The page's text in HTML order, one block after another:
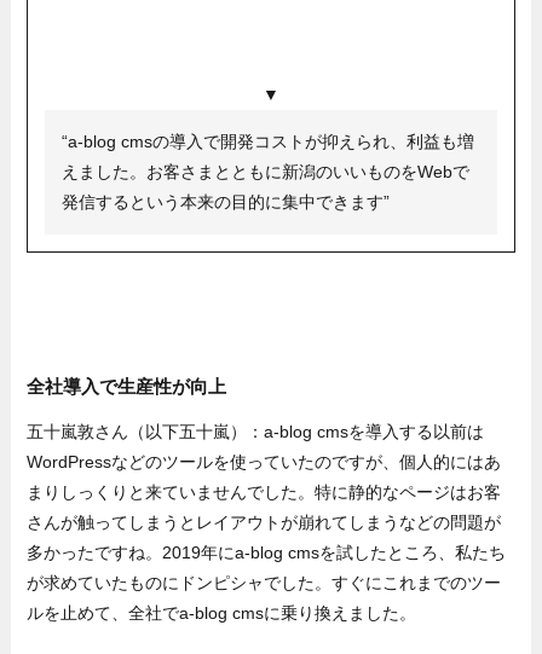
▼
“a-blog cmsの導入で開発コストが抑えられ、利益も増
えました。お客さまとともに新潟のいいものをWebで
発信するという本来の目的に集中できます”
全社導入で生産性が向上
五十嵐敦さん（以下五十嵐）：a-blog cmsを導入する以前は
WordPressなどのツールを使っていたのですが、個人的にはあ
まりしっくりと来ていませんでした。特に静的なページはお客
さんが触ってしまうとレイアウトが崩れてしまうなどの問題が
多かったですね。2019年にa-blog cmsを試したところ、私たち
が求めていたものにドンピシャでした。すぐにこれまでのツー
ルを止めて、全社でa-blog cmsに乗り換えました。